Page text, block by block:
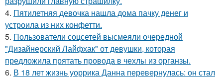
4. Пятилетняя девочка нашла дома пачку денег и
устроила из них конфетти.
5. Пользователи соцсетей высмеяли очередной
"Дизайнерский Лайфхак" от девушки, которая
предложила прятать провода в чехлы из органзы.
6. В 18 лет жизнь уоррика Данна перевернулась: он стал